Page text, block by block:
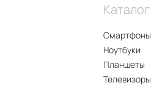
Каталог
Смартфоны
Ноутбуки
Планшеты
Телевизоры